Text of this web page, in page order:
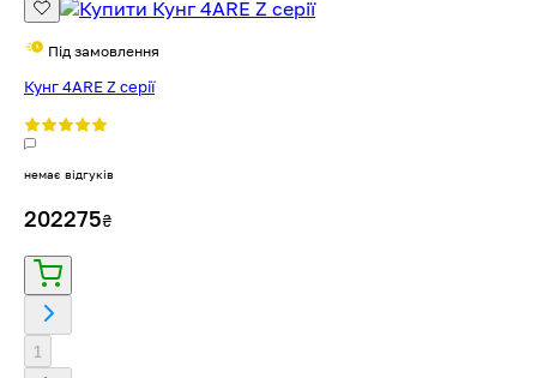
Під замовлення
Кунг 4ARE Z серії
немає відгуків
202275₴
1